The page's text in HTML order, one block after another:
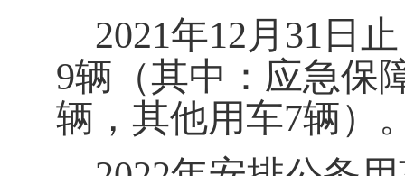
2021年12月31日
9辆（其中：应急保
辆，其他用车7辆）